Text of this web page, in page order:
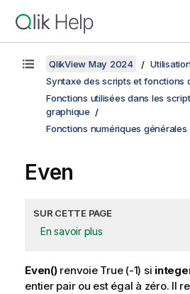
QlikView May 2024
Syntaxe des scripts et fonctions
Fonctions utilisées dans les
graphique
Fonctions numériques générales
Even
SUR CETTE PAGE
En savoir plus
Even()renvoie True(-1) si
entier pair ou est égal à zéro. Il